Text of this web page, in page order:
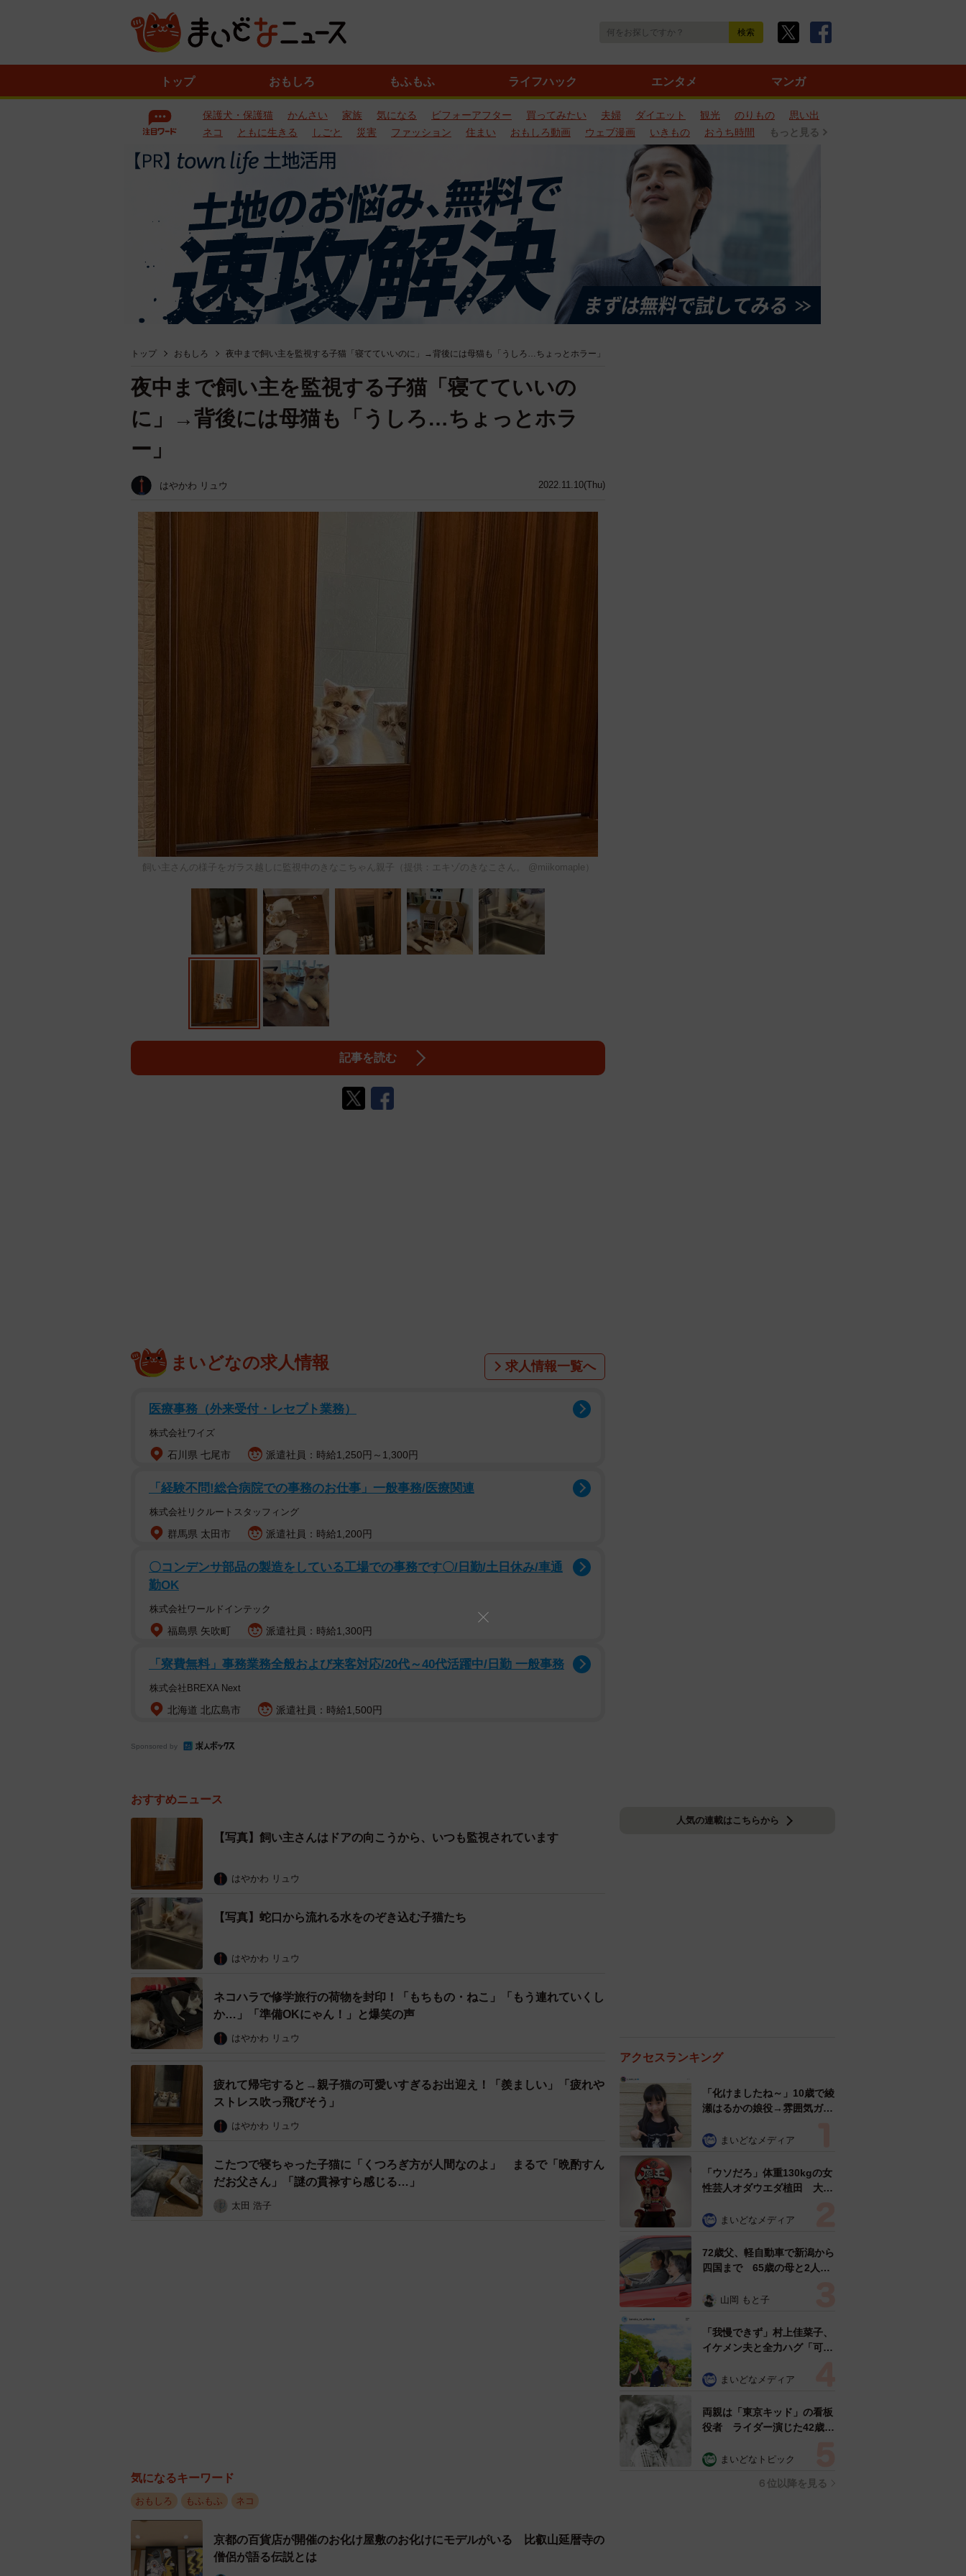
トップ おもしろ もふもふ ライフハック エンタメ マンガ
保護犬・保護猫 かんさい 家族 気になる ビフォーアフター 買ってみたい 夫婦 ダイエット 観光 のりもの
思い出
ネコ
ともに生きる しごと 災害 ファッション 住まい おもしろ動画 ウェブ漫画 いきもの おうち時間 もっと見る
トップ おもしろ 夜中まで飼い主を監視する子猫「寝てていいのに」→背後には母猫も「うしろ…ちょっとホラー」
2022.11.10(Thu)
夜中まで飼い主を監視する子猫「寝てていいの
に」→背後には母猫も「うしろ…ちょっとホラ
ー」
はやかわ リュウ
飼い主さんの様子をガラス越しに監視中のきなこちゃん親子（提供：エキゾのきなこさん。 @miikomaple）
記事を読む
まいどなの求人情報 求人情報一覧へ
医療事務（外来受付・レセプト業務）
株式会社ワイズ
石川県 七尾市 派遣社員：時給1,250円～1,300円
「経験不問!総合病院での事務のお仕事」一般事務/医療関連
株式会社リクルートスタッフィング
群馬県 太田市 派遣社員：時給1,200円
〇コンデンサ部品の製造をしている工場での事務です〇/日勤/土日休み/車通
勤OK
株式会社ワールドインテック
福島県 矢吹町 派遣社員：時給1,300円
「寮費無料」事務業務全般および来客対応/20代～40代活躍中/日勤 一般事務
株式会社BREXA Next
北海道 北広島市 派遣社員：時給1,500円
Sponsored by
おすすめニュース
【写真】飼い主さんはドアの向こうから、いつも監視されています
はやかわ リュウ
【写真】蛇口から流れる水をのぞき込む子猫たち
はやかわ リュウ
ネコハラで修学旅行の荷物を封印！「もちもの・ねこ」「もう連れていくし
か…」「準備OKにゃん！」と爆笑の声
はやかわ リュウ
疲れて帰宅すると→親子猫の可愛いすぎるお出迎え！「羨ましい」「疲れや
ストレス吹っ飛びそう」
はやかわ リュウ
こたつで寝ちゃった子猫に「くつろぎ方が人間なのよ」 まるで「晩酌すん
だお父さん」「謎の貫禄すら感じる…」
太田 浩子
気になるキーワード
おもしろ もふもふ ネコ
京都の百貨店が開催のお化け屋敷のお化けにモデルがいる 比叡山延暦寺の
僧侶が語る伝説とは
人気の連載はこちらから
アクセスランキング
「化けましたね～」10歳で綾
瀬はるかの娘役→雰囲気ガラ
雰囲気が」「宝塚に入れそ
まいどなメディア
「ウソだろ」体重130kgの女
性芸人オダウエダ植田 大学
で」 まいどなメディア
72歳父、軽自動車で新潟から
四国まで 65歳の母と2人で
憩まで分刻み… 「大学生で
山岡 もと子
「我慢できず」村上佳菜子、
イケメン夫と全力ハグ「可愛
まいどなメディア
両親は「東京キッド」の看板
役者 ライダー演じた42歳元
ングフォト」計画を明言
まいどなトピック
６位以降を見る